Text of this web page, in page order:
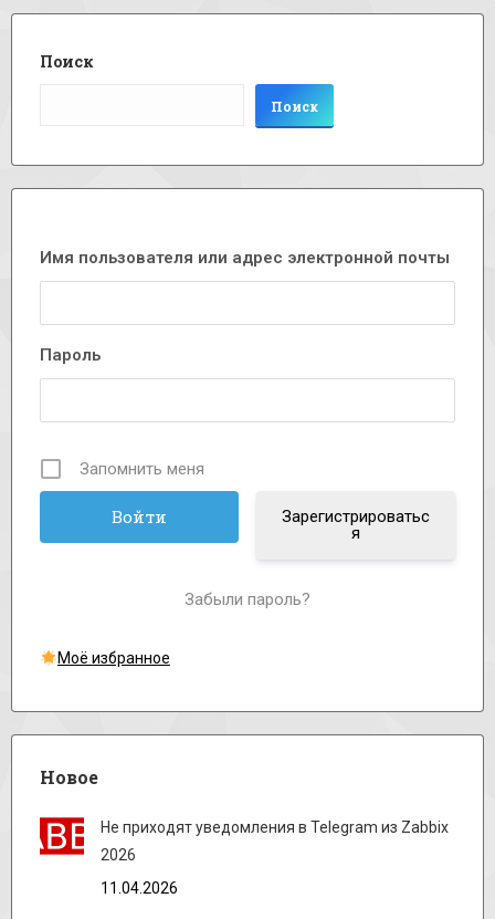
Поиск
Поиск
Имя пользователя или адрес электронной почты
Пароль
Запомнить меня
Зарегистрироватьс
я
Забыли пароль?
Моё избранное
Новое
Не приходят уведомления в Telegram из Zabbix
2026
11.04.2026